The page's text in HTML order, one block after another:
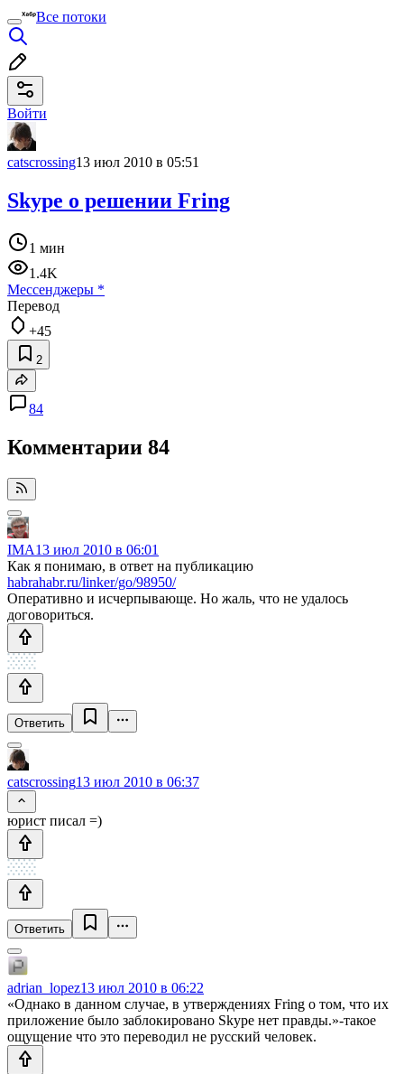
Все потоки
Войти
catscrossing13 июл 2010 в 05:51
Skype о решении Fring
1 мин
1.4K
Мессенджеры *
Перевод
+45
2
84
Комментарии 84
IMA13 июл 2010 в 06:01
Как я понимаю, в ответ на публикацию
habrahabr.ru/linker/go/98950/
Оперативно и исчерпывающе. Но жаль, что не удалось
договориться.
Ответить
catscrossing13 июл 2010 в 06:37
юрист писал =)
Ответить
adrian_lopez13 июл 2010 в 06:22
«Однако в данном случае, в утверждениях Fring о том, что их
приложение было заблокировано Skype нет правды.»-такое
ощущение что это переводил не русский человек.